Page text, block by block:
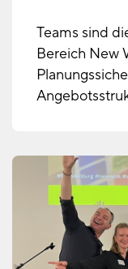
Teams sind
Bereich New